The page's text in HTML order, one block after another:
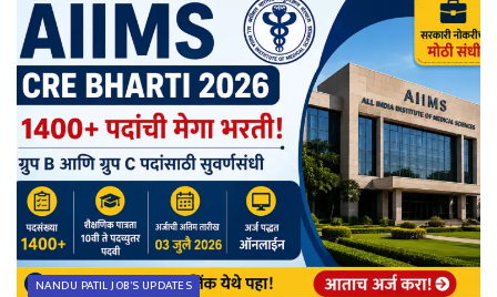
NANDU PATIL JOB'S UPDATES